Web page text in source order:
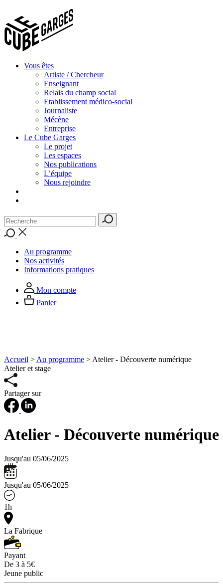
Vous êtes
Artiste / Chercheur
Enseignant
Relais du champ social
Etablissement médico-social
Journaliste
Mécène
Entreprise
Le Cube Garges
Le projet
Les espaces
Nos publications
L’équipe
Nous rejoindre
Au programme
Nos activités
Informations pratiques
Mon compte
Panier
Accueil > Au programme > Atelier - Découverte numérique
Atelier et stage
Partager sur
Atelier - Découverte numérique
Jusqu'au 05/06/2025
Jusqu'au 05/06/2025
1h
La Fabrique
Payant
De 3 à 5€
Jeune public